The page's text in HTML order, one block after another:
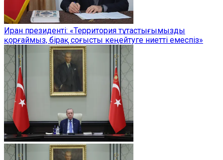
Иран президенті: «Территория тұтастығымызды
қорғаймыз, бірақ соғысты кеңейтуге ниетті емеспіз»